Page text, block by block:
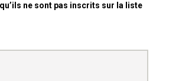
ne sont pas inscrits sur la liste